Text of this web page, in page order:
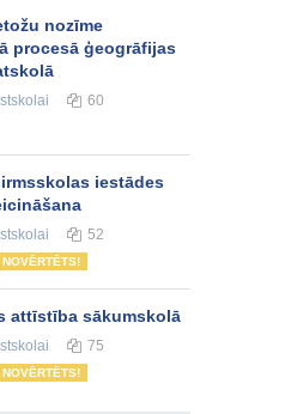
nozīme
procesā ģeogrāfijas
60
iestādes
52
NOVĒRTĒTS!
attīstība sākumskolā
75
NOVĒRTĒTS!